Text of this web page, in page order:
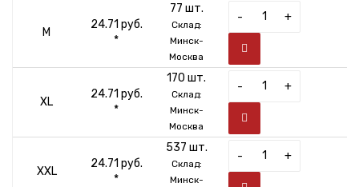
M
24.71 руб.
*
77 шт.
Склад:
Минск-
Москва
- +
XL
24.71 руб.
*
170 шт.
Склад:
Минск-
Москва
- +
XXL
24.71 руб.
*
537 шт.
Склад:
Минск-
- +